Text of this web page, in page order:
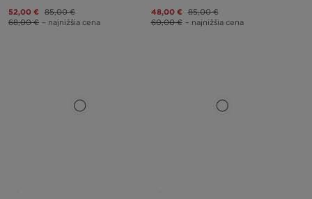
52,00 € 85,00 €
68,00 € – najnižšia cena
48,00 € 85,00 €
60,00 € – najnižšia cena